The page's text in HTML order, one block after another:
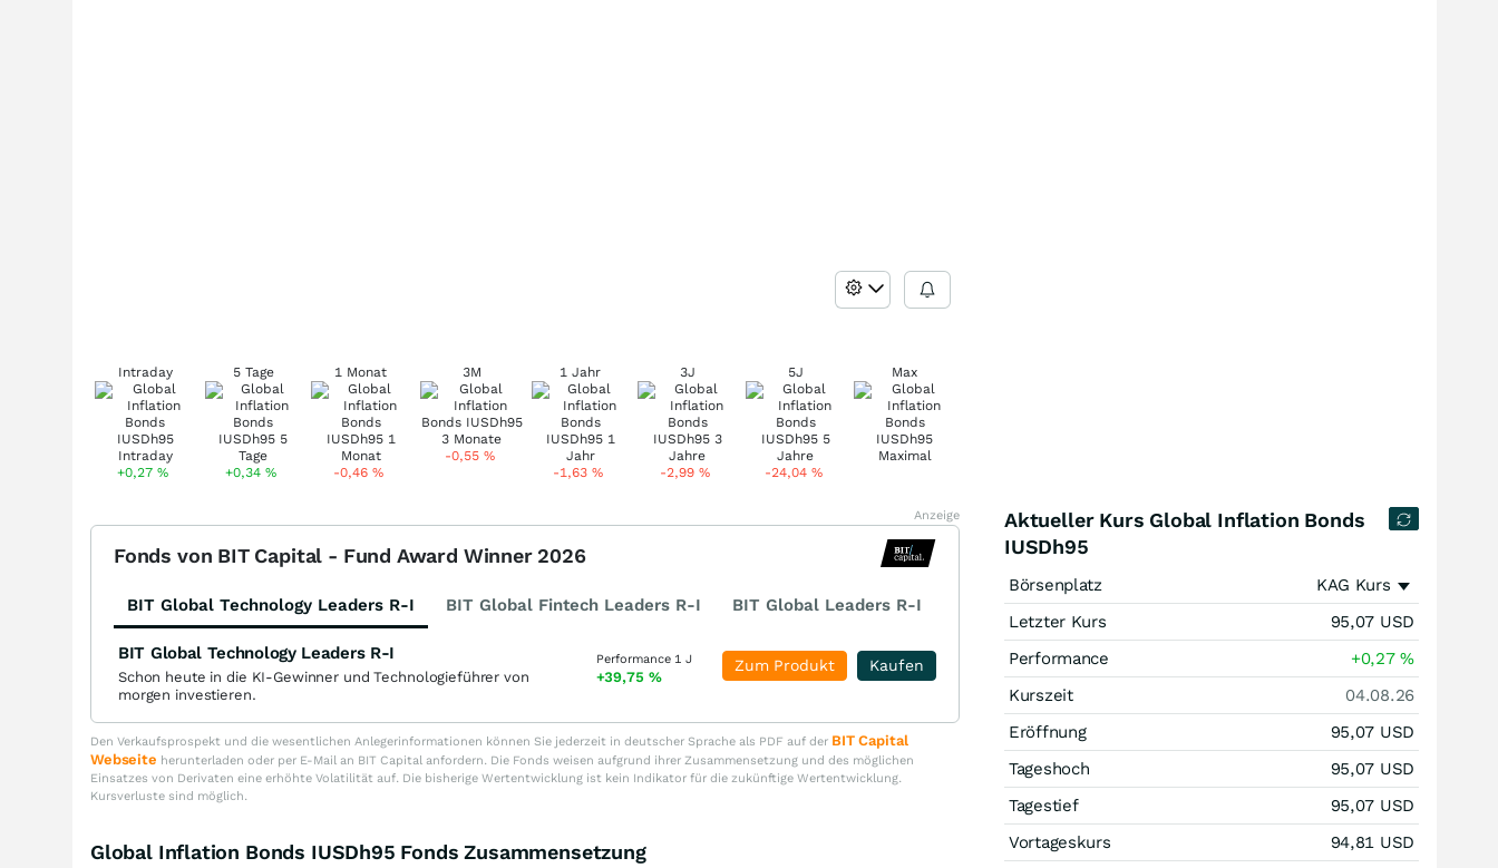
Intraday
+0,27%
5 Tage
+0,34%
1 Monat
-0,46%
3M
-0,55 %
1 Jahr
-1,63%
3J
-2,99%
5J
-24,04 %
Max
Anzeige
Fonds von BIT Capital - Fund Award Winner 2026
BIT Global Technology Leaders R-I BIT Global Fintech Leaders R-I BIT Global Leaders R-I
BIT Global Technology Leaders R-I
Schon heute in die KI-Gewinner und Technologieführer von
morgen investieren.
Performance 1 J
+39,75 %
Kaufen
Zum Produkt
Den Verkaufsprospekt und die wesentlichen Anlegerinformationen können Sie jederzeit in deutscher Sprache als PDF auf der BIT Capital
Webseite herunterladen oder per E-Mail an BIT Capital anfordern. Die Fonds weisen aufgrund ihrer Zusammensetzung und des möglichen
Einsatzes von Derivaten eine erhöhte Volatilität auf. Die bisherige Wertentwicklung ist kein Indikator für die zukünftige Wertentwicklung.
Kursverluste sind möglich.
Global Inflation Bonds IUSDh95 Fonds Zusammensetzung
Aktueller Kurs Global Inflation Bonds
IUSDh95
Börsenplatz
KAG Kurs
Letzter Kurs
95,07 USD
Performance
+0,27%
Kurszeit
04.08.26
Eröffnung
95,07 USD
Tageshoch
95,07 USD
Tagestief
95,07 USD
Vortageskurs
94,81 USD